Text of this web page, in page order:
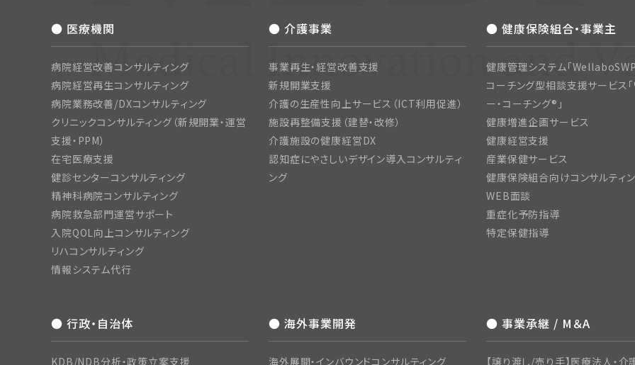
● 医療機関
病院経営改善コンサルティング
病院経営再生コンサルティング
病院業務改善/DXコンサルティング
クリニックコンサルティング（新規開業・運営
支援・PPM）
在宅医療支援
健診センターコンサルティング
精神科病院コンサルティング
病院救急部門運営サポート
入院QOL向上コンサルティング
リハコンサルティング
情報システム代行
● 介護事業
事業再生・経営改善支援
新規開業支援
介護の生産性向上サービス（ICT利用促進）
施設再整備支援（建替・改修）
介護施設の健康経営DX
認知症にやさしいデザイン導入コンサルティ
ング
● 健康保険組合・事業主
健康管理システム「WellaboSWP
コーチング型相談支援サービス「
ー・コーチング®」
健康増進企画サービス
健康経営支援
産業保健サービス
健康保険組合向けコンサルティ
WEB面談
重症化予防指導
特定保健指導
● 行政・自治体
KDB/NDB分析・政策立案支援
● 海外事業開発
海外展開・インバウンドコンサルティング
● 事業承継 / M＆A
【譲り渡し/売り手】医療法人・介